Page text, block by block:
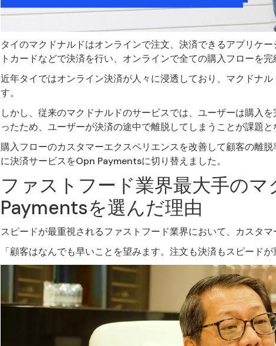
タイのマクドナルドはオンラインで注文、決済できるアプリケ
トカードなどで決済を行い、オンラインで全ての購入フローを完
近年タイではオンライン決済が人々に浸透しており、マクドナ
す。
しかし、従来のマクドナルドのサービスでは、ユーザーは購入
ったため、ユーザーが決済の途中で離脱してしまうことが課題と
購入フローのカスタマーエクスペリエンスを改善して顧客の離
に決済サービスをOpn Paymentsに切り替えました。
ファストフード業界最大手の
Paymentsを選んだ理由
スピードが最重視されるファストフード業界において、カスタ
「顧客はなんでも早いことを望みます。注文も決済もスピード